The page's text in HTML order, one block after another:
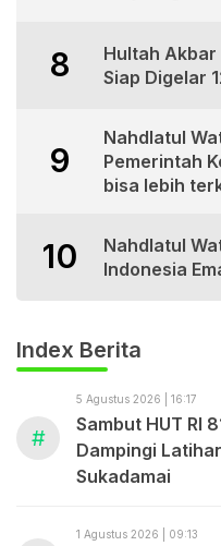
8
Hultah
Siap Digelar
9
Nahdlatul
Pemerintah
bisa lebih
10
Nahdlatul
Indonesia
Index Berita
#
5 Agustus 2026 | 16:17
Sambut HUT RI
Dampingi
Sukadamai
1 Agustus 2026 | 09:13